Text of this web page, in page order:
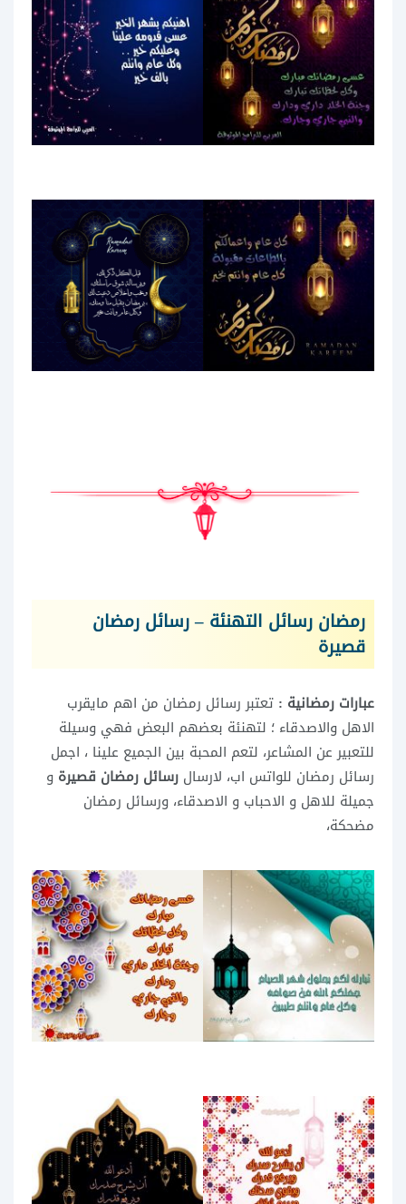
رمضان رسائل التهنئة – رسائل رمضان
قصيرة
عبارات رمضانية : تعتبر رسائل رمضان من اهم مايقرب
الاهل والاصدقاء ؛ لتهنئة بعضهم البعض فهي وسيلة
للتعبير عن المشاعر، لتعم المحبة بين الجميع علينا ، اجمل
رسائل رمضان للواتس اب، لارسال رسائل رمضان قصيرة و
جميلة للاهل و الاحباب و الاصدقاء، ورسائل رمضان
مضحكة،